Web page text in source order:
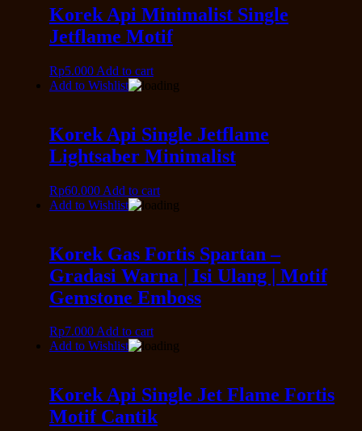
Korek Api Minimalist Single
Jetflame Motif
Rp5.000 Add to cart
Add to Wishlist
Korek Api Single Jetflame
Lightsaber Minimalist
Rp60.000 Add to cart
Add to Wishlist
Korek Gas Fortis Spartan –
Gradasi Warna | Isi Ulang | Motif
Gemstone Emboss
Rp7.000Add to cart
Add to Wishlist
Korek Api Single Jet Flame Fortis
Motif Cantik